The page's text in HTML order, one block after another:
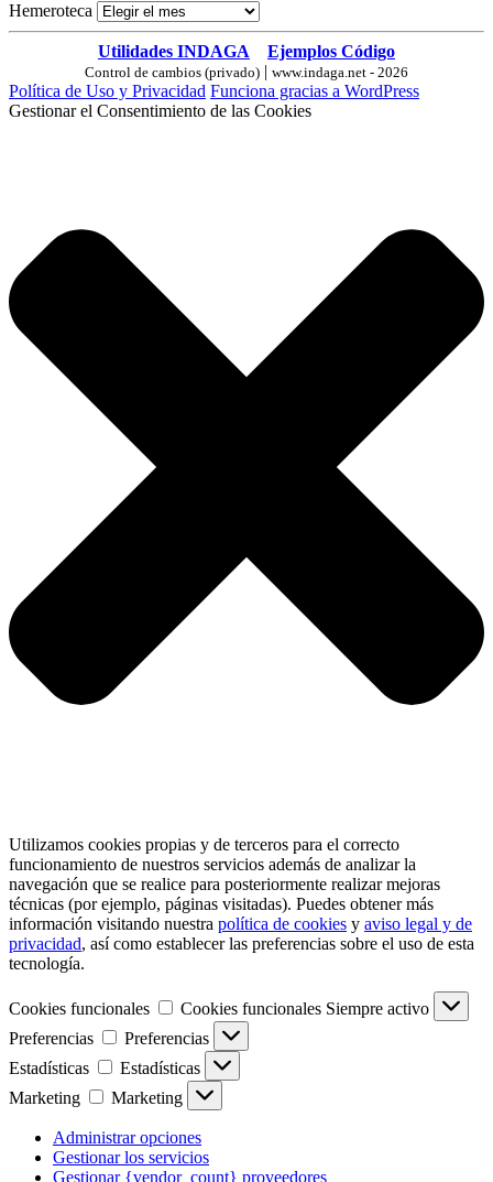
Hemeroteca
Utilidades INDAGA Ejemplos Código
Control de cambios (privado) | www.indaga.net - 2026
Política de Uso y Privacidad Funciona gracias a WordPress
Gestionar el Consentimiento de las Cookies
Utilizamos cookies propias y de terceros para el correcto
funcionamiento de nuestros servicios además de analizar la
navegación que se realice para posteriormente realizar mejoras
técnicas (por ejemplo, páginas visitadas). Puedes obtener más
información visitando nuestra política de cookies y aviso legal y de
privacidad, así como establecer las preferencias sobre el uso de esta
tecnología.
Cookies funcionales Cookies funcionales Siempre activo
Preferencias
Preferencias
Estadísticas
Estadísticas
Marketing
Marketing
Administrar opciones
Gestionar los servicios
Gestionar {vendor_count} proveedores